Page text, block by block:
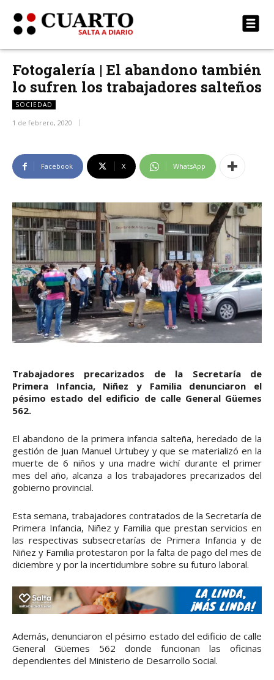
Fotogalería | El abandono también
lo sufren los trabajadores salteños
SOCIEDAD
1 de febrero, 2020
Facebook X WhatsApp
Trabajadores precarizados de la Secretaría de
Primera Infancia, Niñez y Familia denunciaron el
pésimo estado del edificio de calle General Güemes
562.
El abandono de la primera infancia salteña, heredado de la
gestión de Juan Manuel Urtubey y que se materializó en la
muerte de 6 niños y una madre wichí durante el primer
mes del año, alcanza a los trabajadores precarizados del
gobierno provincial.
Esta semana, trabajadores contratados de la Secretaría de
Primera Infancia, Niñez y Familia que prestan servicios en
las respectivas subsecretarías de Primera Infancia y de
Niñez y Familia protestaron por la falta de pago del mes de
diciembre y por la incertidumbre sobre su futuro laboral.
Además, denunciaron el pésimo estado del edificio de calle
General Güemes 562 donde funcionan las oficinas
dependientes del Ministerio de Desarrollo Social.